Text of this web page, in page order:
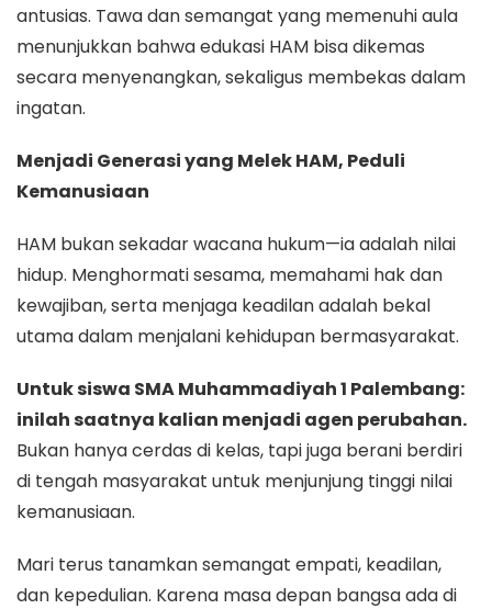
antusias. Tawa dan semangat yang memenuhi aula
menunjukkan bahwa edukasi HAM bisa dikemas
secara menyenangkan, sekaligus membekas dalam
ingatan.
Menjadi Generasi yang Melek HAM, Peduli
Kemanusiaan
HAM bukan sekadar wacana hukum—ia adalah nilai
hidup. Menghormati sesama, memahami hak dan
kewajiban, serta menjaga keadilan adalah bekal
utama dalam menjalani kehidupan bermasyarakat.
Untuk siswa SMA Muhammadiyah 1 Palembang:
inilah saatnya kalian menjadi agen perubahan.
Bukan hanya cerdas di kelas, tapi juga berani berdiri
di tengah masyarakat untuk menjunjung tinggi nilai
kemanusiaan.
Mari terus tanamkan semangat empati, keadilan,
dan kepedulian. Karena masa depan bangsa ada di